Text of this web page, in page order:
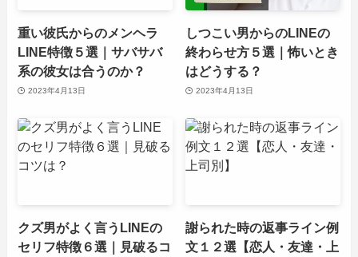
重い彼氏からのメンヘラ
LINE特徴５選｜サバサバ
系の彼女は合うのか？
2023年4月13日
しつこい男からのLINEの
終わらせ方５選｜怖いとき
はどうする？
2023年4月13日
クズ男がよく言うLINEの
セリフ特徴６選｜見破るコ
謝られた時の返事ライン例
文１２選【恋人・友達・上